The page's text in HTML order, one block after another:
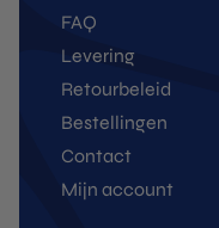
FAQ
Levering
Retourbeleid
Bestellingen
Contact
Mijn account